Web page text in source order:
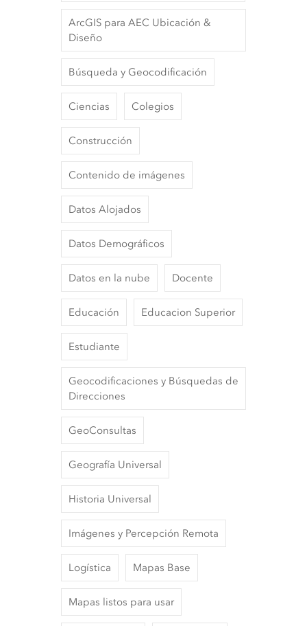
ArcGIS para AEC Ubicación &
Diseño
Búsqueda y Geocodificación
Ciencias Colegios
Construcción
Contenido de imágenes
Datos Alojados
Datos Demográficos
Datos en la nube Docente
Educación Educacion Superior
Estudiante
Geocodificaciones y Búsquedas de
Direcciones
GeoConsultas
Geografía Universal
Historia Universal
Imágenes y Percepción Remota
Logística Mapas Base
Mapas listos para usar